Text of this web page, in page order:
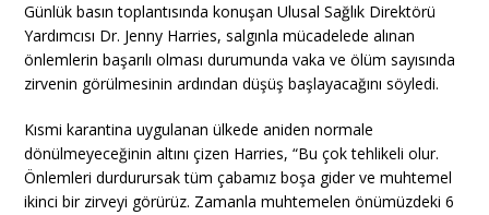
Günlük basın toplantısında konuşan Ulusal Sağlık Direktörü
Yardımcısı Dr. Jenny Harries, salgınla mücadelede alınan
önlemlerin başarılı olması durumunda vaka ve ölüm sayısında
zirvenin görülmesinin ardından düşüş başlayacağını söyledi.
Kısmi karantina uygulanan ülkede aniden normale
dönülmeyeceğinin altını çizen Harries, “Bu çok tehlikeli olur.
Önlemleri durdurursak tüm çabamız boşa gider ve muhtemel
ikinci bir zirveyi görürüz. Zamanla muhtemelen önümüzdeki 6